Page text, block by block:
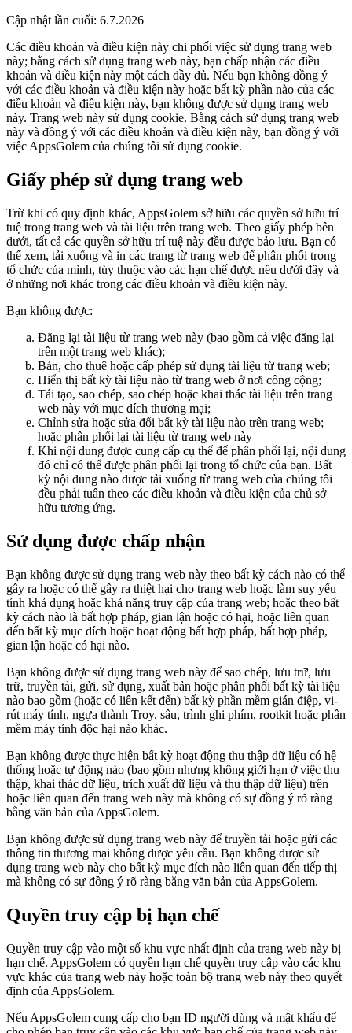
Cập nhật lần cuối: 6.7.2026
Các điều khoản và điều kiện này chi phối việc sử dụng trang web
này; bằng cách sử dụng trang web này, bạn chấp nhận các điều
khoản và điều kiện này một cách đầy đủ. Nếu bạn không đồng ý
với các điều khoản và điều kiện này hoặc bất kỳ phần nào của các
điều khoản và điều kiện này, bạn không được sử dụng trang web
này. Trang web này sử dụng cookie. Bằng cách sử dụng trang web
này và đồng ý với các điều khoản và điều kiện này, bạn đồng ý với
việc AppsGolem của chúng tôi sử dụng cookie.
Giấy phép sử dụng trang web
Trừ khi có quy định khác, AppsGolem sở hữu các quyền sở hữu trí
tuệ trong trang web và tài liệu trên trang web. Theo giấy phép bên
dưới, tất cả các quyền sở hữu trí tuệ này đều được bảo lưu. Bạn có
thể xem, tải xuống và in các trang từ trang web để phân phối trong
tổ chức của mình, tùy thuộc vào các hạn chế được nêu dưới đây và
ở những nơi khác trong các điều khoản và điều kiện này.
Bạn không được:
Đăng lại tài liệu từ trang web này (bao gồm cả việc đăng lại
trên một trang web khác);
Bán, cho thuê hoặc cấp phép sử dụng tài liệu từ trang web;
Hiển thị bất kỳ tài liệu nào từ trang web ở nơi công cộng;
Tái tạo, sao chép, sao chép hoặc khai thác tài liệu trên trang
web này với mục đích thương mại;
Chỉnh sửa hoặc sửa đổi bất kỳ tài liệu nào trên trang web;
hoặc phân phối lại tài liệu từ trang web này
Khi nội dung được cung cấp cụ thể để phân phối lại, nội dung
đó chỉ có thể được phân phối lại trong tổ chức của bạn. Bất
kỳ nội dung nào được tải xuống từ trang web của chúng tôi
đều phải tuân theo các điều khoản và điều kiện của chủ sở
hữu tương ứng.
Sử dụng được chấp nhận
Bạn không được sử dụng trang web này theo bất kỳ cách nào có thể
gây ra hoặc có thể gây ra thiệt hại cho trang web hoặc làm suy yếu
tính khả dụng hoặc khả năng truy cập của trang web; hoặc theo bất
kỳ cách nào là bất hợp pháp, gian lận hoặc có hại, hoặc liên quan
đến bất kỳ mục đích hoặc hoạt động bất hợp pháp, bất hợp pháp,
gian lận hoặc có hại nào.
Bạn không được sử dụng trang web này để sao chép, lưu trữ, lưu
trữ, truyền tải, gửi, sử dụng, xuất bản hoặc phân phối bất kỳ tài liệu
nào bao gồm (hoặc có liên kết đến) bất kỳ phần mềm gián điệp, vi-
rút máy tính, ngựa thành Troy, sâu, trình ghi phím, rootkit hoặc phần
mềm máy tính độc hại nào khác.
Bạn không được thực hiện bất kỳ hoạt động thu thập dữ liệu có hệ
thống hoặc tự động nào (bao gồm nhưng không giới hạn ở việc thu
thập, khai thác dữ liệu, trích xuất dữ liệu và thu thập dữ liệu) trên
hoặc liên quan đến trang web này mà không có sự đồng ý rõ ràng
bằng văn bản của AppsGolem.
Bạn không được sử dụng trang web này để truyền tải hoặc gửi các
thông tin thương mại không được yêu cầu. Bạn không được sử
dụng trang web này cho bất kỳ mục đích nào liên quan đến tiếp thị
mà không có sự đồng ý rõ ràng bằng văn bản của AppsGolem.
Quyền truy cập bị hạn chế
Quyền truy cập vào một số khu vực nhất định của trang web này bị
hạn chế. AppsGolem có quyền hạn chế quyền truy cập vào các khu
vực khác của trang web này hoặc toàn bộ trang web này theo quyết
định của AppsGolem.
Nếu AppsGolem cung cấp cho bạn ID người dùng và mật khẩu để